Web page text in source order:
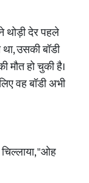
थोड़ी देर पहले
उसकी बॉडी
मौत हो चुकी है।
वह बॉडी अभी
"ओह